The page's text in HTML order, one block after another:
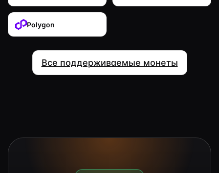
Polygon
Все поддерживаемые монеты